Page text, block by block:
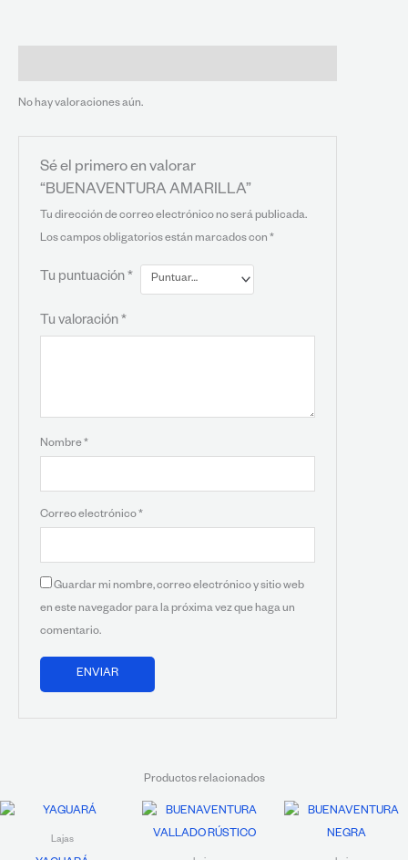
No hay valoraciones aún.
Sé el primero en valorar
“BUENAVENTURA AMARILLA”
Tu dirección de correo electrónico no será publicada.
Los campos obligatorios están marcados con *
Tu puntuación *
Tu valoración *
Nombre*
Correo electrónico*
Guardar mi nombre, correo electrónico y sitio web
en este navegador para la próxima vez que haga un
comentario.
Productos relacionados
Lajas